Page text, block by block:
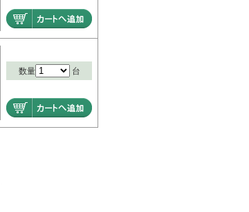
数量 台